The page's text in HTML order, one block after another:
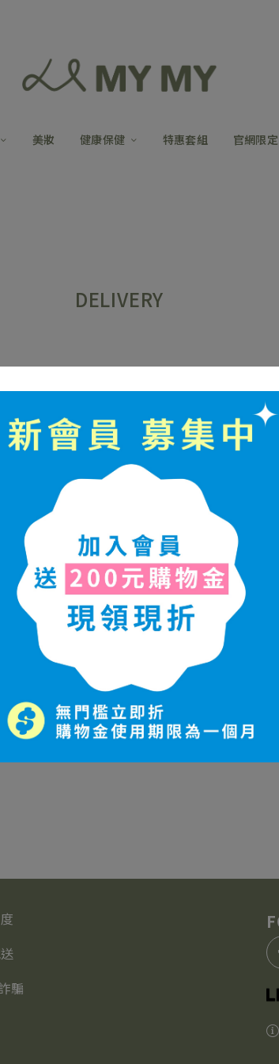
美妝 健康保健 特惠套組 官網限定
DELIVERY
大名、電話及地址 ，以利本公司儘速為您將商品寄出。
新竹物流 (運費80元)→包裹查詢
服務店鋪查詢
(連線期間消費滿額免運活動請參考連
少碳足跡，會視情況合併訂單寄送)
【國外配送方式】
中國、香港、澳門 (貨到付運費)：順豐快遞→包裹查詢
海外地區 (運費請連繫客服人員，LINE：
騙